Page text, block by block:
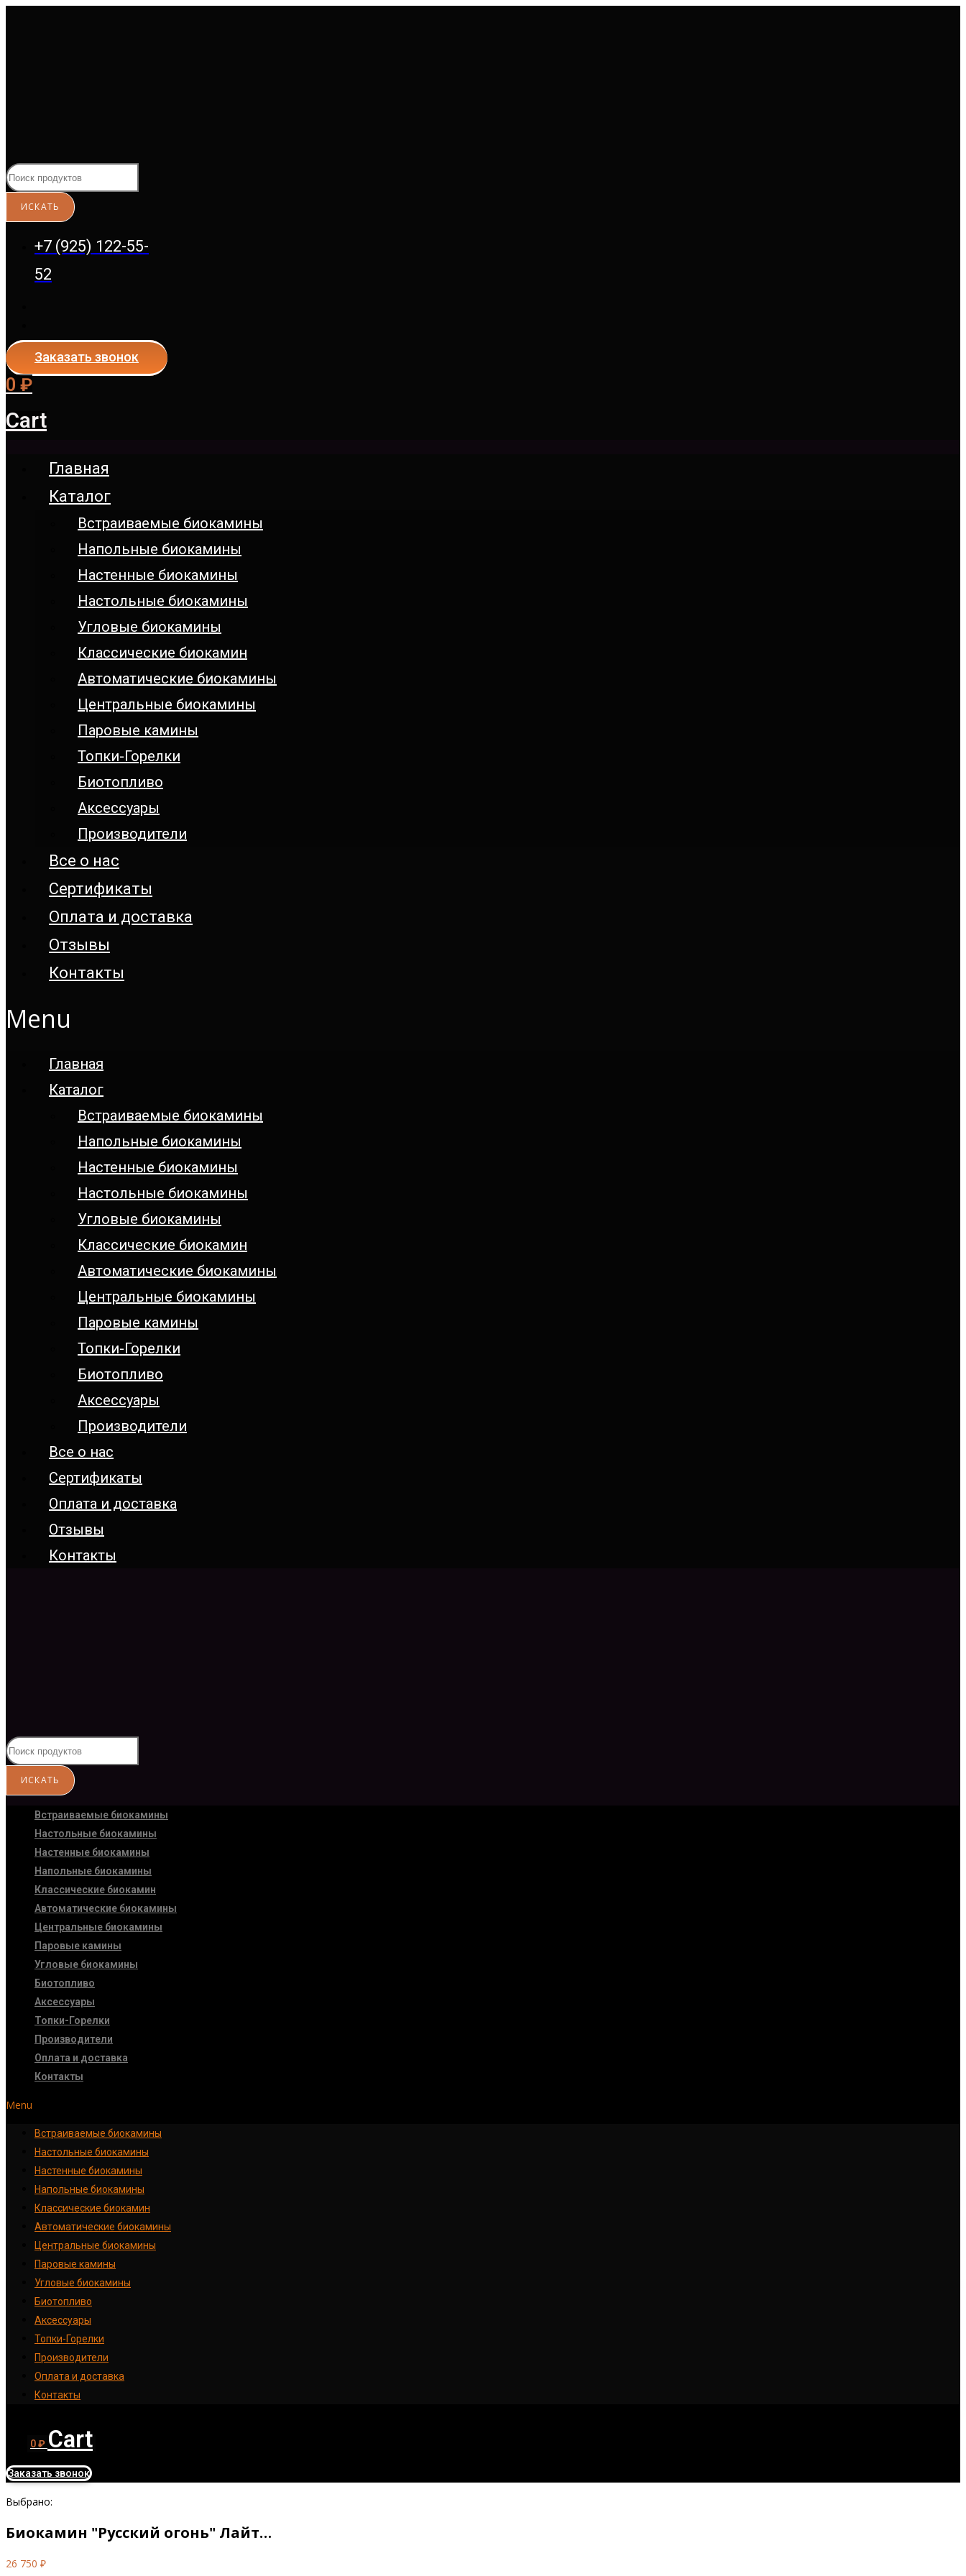
+7 (925) 122-55-
52
Заказать звонок
0 ₽
Cart
Главная
Каталог
Встраиваемые биокамины
Напольные биокамины
Настенные биокамины
Настoльные биокамины
Угловые биокамины
Классические биокамин
Автоматические биокамины
Центральные биокамины
Паровые камины
Топки-Горелки
Биотопливо
Аксессуары
Производители
Все о нас
Сертификаты
Оплата и доставка
Отзывы
Контакты
Menu
Главная
Каталог
Встраиваемые биокамины
Напольные биокамины
Настенные биокамины
Настoльные биокамины
Угловые биокамины
Классические биокамин
Автоматические биокамины
Центральные биокамины
Паровые камины
Топки-Горелки
Биотопливо
Аксессуары
Производители
Все о нас
Сертификаты
Оплата и доставка
Отзывы
Контакты
Встраиваемые биокамины
Настoльные биокамины
Настенные биокамины
Напольные биокамины
Классические биокамин
Автоматические биокамины
Центральные биокамины
Паровые камины
Угловые биокамины
Биотопливо
Аксессуары
Топки-Горелки
Производители
Оплата и доставка
Контакты
Menu
Встраиваемые биокамины
Настoльные биокамины
Настенные биокамины
Напольные биокамины
Классические биокамин
Автоматические биокамины
Центральные биокамины
Паровые камины
Угловые биокамины
Биотопливо
Аксессуары
Топки-Горелки
Производители
Оплата и доставка
Контакты
0₽ Cart
Заказать звонок
Выбрано:
Биокамин "Русский огонь" Лайт…
26 750 ₽